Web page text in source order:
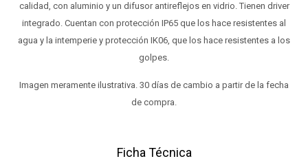
calidad, con aluminio y un difusor antireflejos en vidrio. Tienen driver
integrado. Cuentan con protección IP65 que los hace resistentes al
agua y la intemperie y protección IK06, que los hace resistentes a los
golpes.
Imagen meramente ilustrativa. 30 días de cambio a partir de la fecha
de compra.
Ficha Técnica